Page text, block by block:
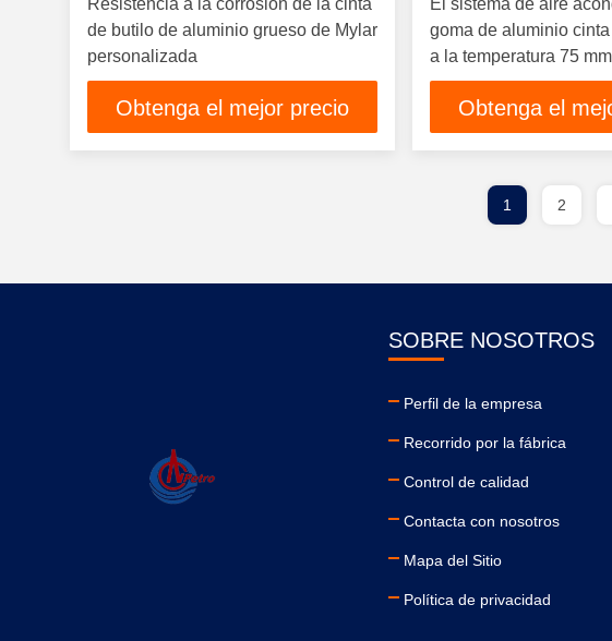
Resistencia a la corrosión de la cinta
de butilo de aluminio grueso de Mylar
personalizada
Obtenga el mejor precio
El sistema de aire
goma de aluminio
a la temperatura 75 mm
Obtenga el
1 2
SOBRE NOSOTROS
Perfil de la empresa
Recorrido por la fábrica
Control de calidad
Contacta con nosotros
Mapa del Sitio
Política de privacidad